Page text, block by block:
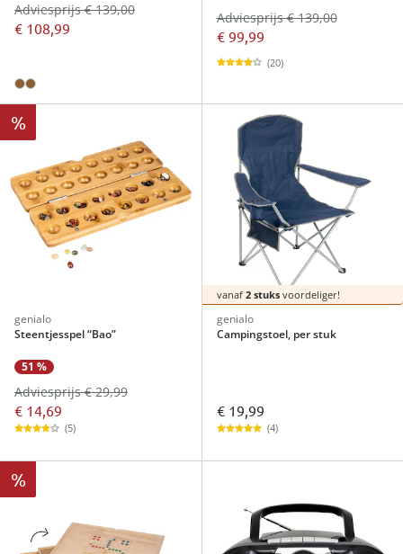
€ 108,99
Adviesprijs € 139,00
€ 99,99
Adviesprijs € 139,00
(20)
%
genialo
Steentjesspel “Bao”
51 %
€ 14,69
Adviesprijs € 29,99
(5)
vanaf 2 stuksvoordeliger!
genialo
Campingstoel, per stuk
€ 19,99
(4)
%